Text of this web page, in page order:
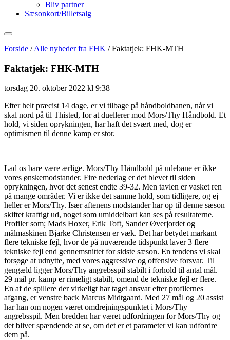
Bliv partner
Sæsonkort/Billetsalg
Forside /Alle nyheder fra FHK /Faktatjek: FHK-MTH
Faktatjek: FHK-MTH
torsdag 20. oktober 2022 kl 9:38
Efter helt præcist 14 dage, er vi tilbage på håndboldbanen, når vi
skal nord på til Thisted, for at duellerer mod Mors/Thy Håndbold. Et
hold, vi siden oprykningen, har haft det svært med, dog er
optimismen til denne kamp er stor.
Lad os bare være ærlige. Mors/Thy Håndbold på udebane er ikke
vores ønskemodstander. Fire nederlag er det blevet til siden
oprykningen, hvor det senest endte 39-32. Men tavlen er vasket ren
på mange områder. Vi er ikke det samme hold, som tidligere, og ej
heller er Mors/Thy. Især aftenens modstander har op til denne sæson
skiftet kraftigt ud, noget som umiddelbart kan ses på resultaterne.
Profiler som; Mads Hoxer, Erik Toft, Sander Øverjordet og
målmaskinen Bjarke Christensen er væk. Det har betydet markant
flere tekniske fejl, hvor de på nuværende tidspunkt laver 3 flere
tekniske fejl end gennemsnittet for sidste sæson. En tendens vi skal
forsøge at udnytte, med vores aggressive og offensive forsvar. Til
gengæld ligger Mors/Thy angrebsspil stabilt i forhold til antal mål.
29 mål pr. kamp er rimeligt stabilt, omend de tekniske fejl er flere.
En af de spillere der virkeligt har taget ansvar efter profilernes
afgang, er venstre back Marcus Midtgaard. Med 27 mål og 20 assist
har han om nogen været omdrejningspunktet i Mors/Thy
angrebsspil. Men bredden har været udfordringen for Mors/Thy og
det bliver spændende at se, om det er et parameter vi kan udfordre
dem på.